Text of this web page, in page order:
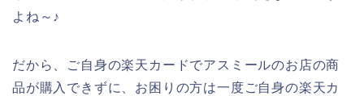
よね～♪
だから、ご自身の楽天カードでアスミールのお店の商
品が購入できずに、お困りの方は一度ご自身の楽天カ